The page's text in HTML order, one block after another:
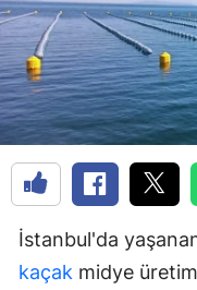
İstanbul'da
kaçak midye